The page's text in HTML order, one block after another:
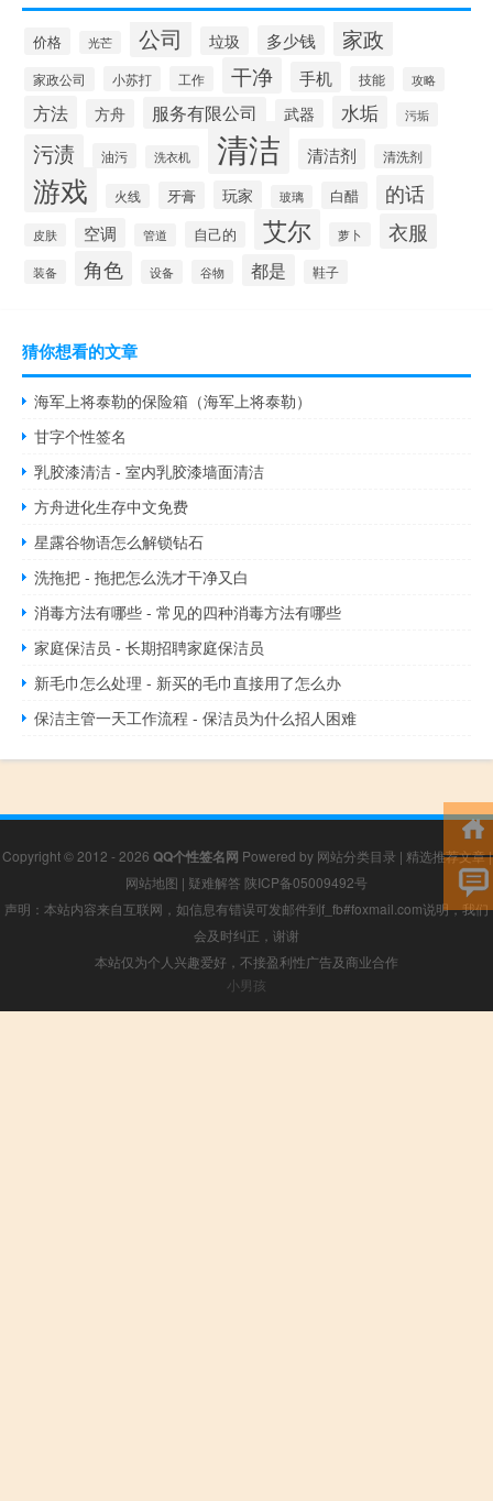
价格 光芒 公司 垃圾 多少钱 家政
家政公司 小苏打 工作 干净 手机 技能 攻略
方法 方舟 服务有限公司 武器 水垢 污垢
污渍 油污 洗衣机 清洁 清洁剂 清洗剂
游戏 火线 牙膏 玩家 玻璃 白醋 的话
皮肤 空调 管道 自己的 艾尔 萝卜 衣服
装备 角色 设备 谷物 都是 鞋子
猜你想看的文章
海军上将泰勒的保险箱（海军上将泰勒）
甘字个性签名
乳胶漆清洁 - 室内乳胶漆墙面清洁
方舟进化生存中文免费
星露谷物语怎么解锁钻石
洗拖把 - 拖把怎么洗才干净又白
消毒方法有哪些 - 常见的四种消毒方法有哪些
家庭保洁员 - 长期招聘家庭保洁员
新毛巾怎么处理 - 新买的毛巾直接用了怎么办
保洁主管一天工作流程 - 保洁员为什么招人困难
Copyright © 2012 - 2026 QQ个性签名网 Powered by 网站分类目录 | 精选推荐文章|
网站地图 | 疑难解答 陕ICP备05009492号
声明：本站内容来自互联网，如信息有错误可发邮件到f_fb#foxmail.com说明，我们
会及时纠正，谢谢
本站仅为个人兴趣爱好，不接盈利性广告及商业合作
小男孩